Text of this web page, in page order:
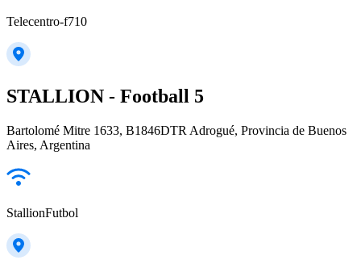
Telecentro-f710
STALLION - Football 5
Bartolomé Mitre 1633, B1846DTR Adrogué, Provincia de Buenos
Aires, Argentina
StallionFutbol